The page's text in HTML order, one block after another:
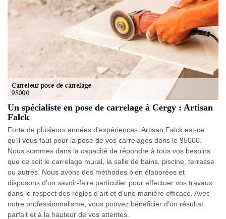
Un spécialiste en pose de carrelage à Cergy : Artisan
Falck
Forte de plusieurs années d’expériences, Artisan Falck est-ce
qu’il vous faut pour la pose de vos carrelages dans le 95000.
Nous sommes dans la capacité de répondre à tous vos besoins
que ce soit le carrelage mural, la salle de bains, piscine, terrasse
ou autres. Nous avons des méthodes bien élaborées et
disposons d’un savoir-faire particulier pour effectuer vos travaux
dans le respect des règles d’art et d’une manière efficace. Avec
notre professionnalisme, vous pouvez bénéficier d’un résultat
parfait et à la hauteur de vos attentes.